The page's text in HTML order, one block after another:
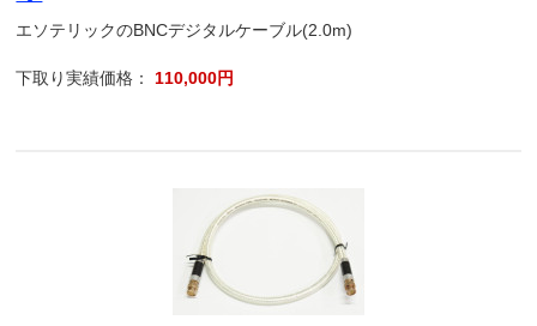
エソテリックのBNCデジタルケーブル(2.0m)
下取り実績価格： 110,000円